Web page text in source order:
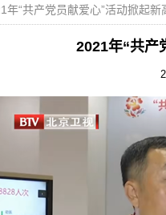
年“共产党员献爱心”活动掀起新
2021年“共产